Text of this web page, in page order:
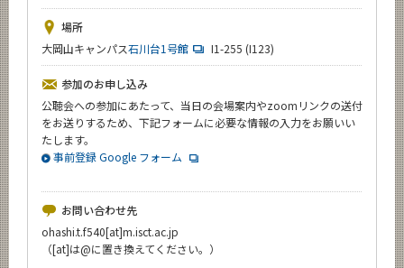
場所
大岡山キャンパス石川台1号館 I1-255 (I123)
参加のお申し込み
公聴会への参加にあたって、当日の会場案内やzoomリンクの送付
をお送りするため、下記フォームに必要な情報の入力をお願いい
たします。
事前登録 Google フォーム
お問い合わせ先
ohashi.t.f540[at]m.isct.ac.jp
（[at]は@に置き換えてください。）
イベントカレンダー
Event Calendar
今後のイベント
今後の課程別イベント
年別アーカイブ
学内向け情報